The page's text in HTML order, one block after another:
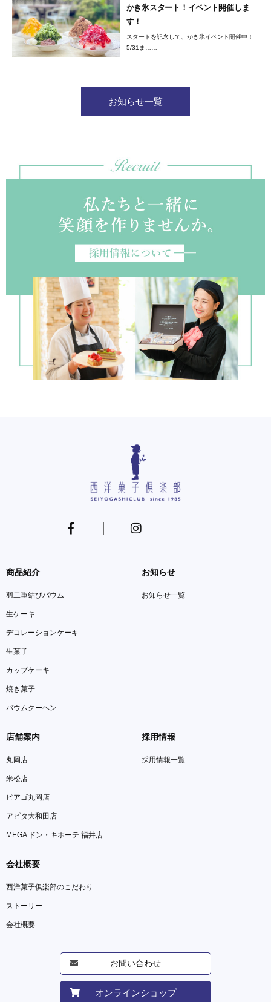
かき氷スタート！イベント開催しま
す！
スタートを記念して、かき氷イベント開催中！
5/31ま……
お知らせ一覧
商品紹介
羽二重結びバウム
生ケーキ
デコレーションケーキ
生菓子
カップケーキ
焼き菓子
バウムクーヘン
お知らせ
お知らせ一覧
店舗案内
丸岡店
米松店
ピアゴ丸岡店
アピタ大和田店
MEGA ドン・キホーテ 福井店
採用情報
採用情報一覧
会社概要
西洋菓子俱楽部のこだわり
ストーリー
会社概要
お問い合わせ
オンラインショップ